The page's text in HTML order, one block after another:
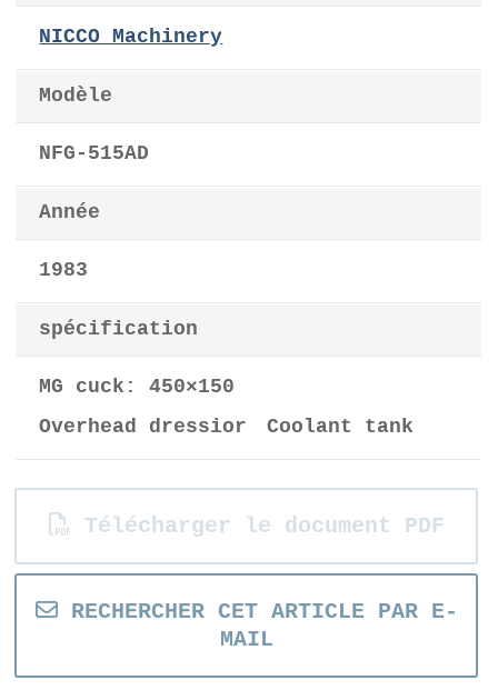
NICCO Machinery
Modèle
NFG-515AD
Année
1983
spécification
MG cuck: 450×150
Overhead dressior Coolant tank
Télécharger le document PDF
RECHERCHER CET ARTICLE PAR E-
MAIL